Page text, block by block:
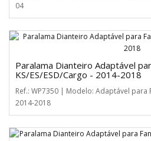
04
Paralama Dianteiro Adaptável
KS/ES/ESD/Cargo - 2014-2018
Ref.: WP7350 | Modelo: Adaptável para
2014-2018